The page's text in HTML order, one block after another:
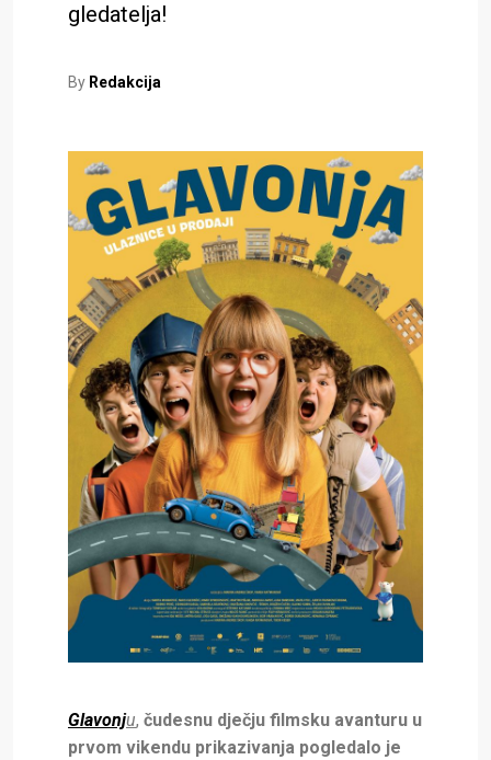
gledatelja!
By Redakcija
Glavonju, čudesnu dječju filmsku avanturu u
prvom vikendu prikazivanja pogledalo je